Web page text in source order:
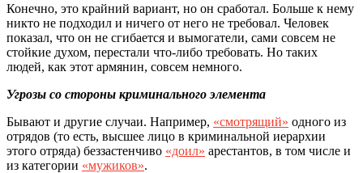
Конечно, это крайний вариант, но он сработал. Больше к нему
никто не подходил и ничего от него не требовал. Человек
показал, что он не сгибается и вымогатели, сами совсем не
стойкие духом, перестали что-либо требовать. Но таких
людей, как этот армянин, совсем немного.
Угрозы со стороны криминального элемента
Бывают и другие случаи. Например, «смотрящий» одного из
отрядов (то есть, высшее лицо в криминальной иерархии
этого отряда) беззастенчиво «доил» арестантов, в том числе и
из категории «мужиков».